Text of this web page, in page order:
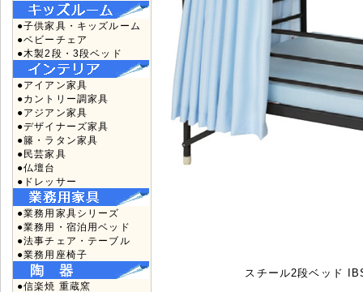
●子供家具・キッズルーム
●ベビーチェア
●木製2段・3段ベッド
●アイアン家具
●カントリー調家具
●アジアン家具
●デザイナーズ家具
●籐・ラタン家具
●民芸家具
●仏壇台
●ドレッサー
●業務用家具シリーズ
●業務用・宿泊用ベッド
●法事チェア・テーブル
●業務用座椅子
●信楽焼 重蔵窯
スチール2段ベッド